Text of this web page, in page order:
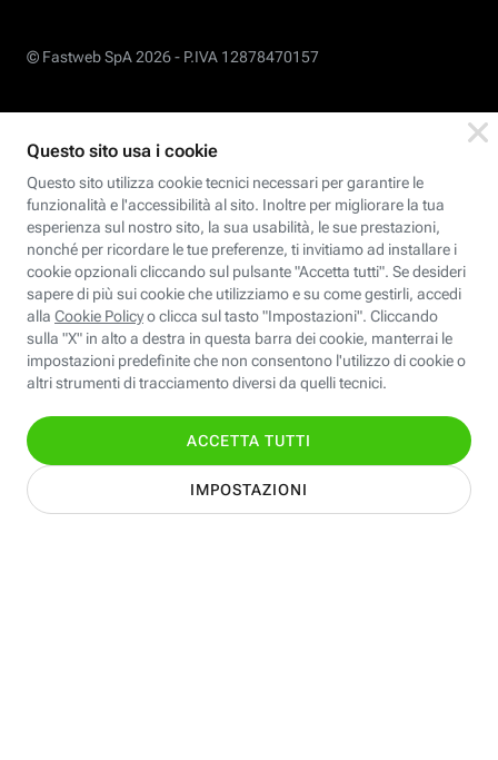
© Fastweb SpA 2026 - P.IVA 12878470157